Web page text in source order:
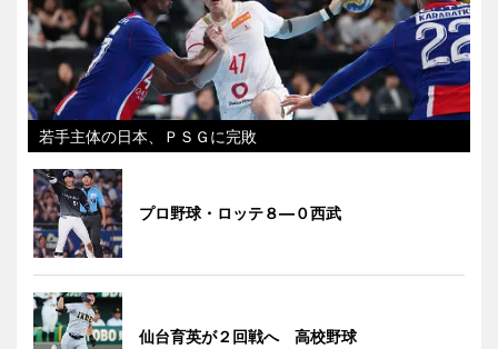
若手主体の日本、ＰＳＧに完敗
プロ野球・ロッテ８―０西武
仙台育英が２回戦へ 高校野球